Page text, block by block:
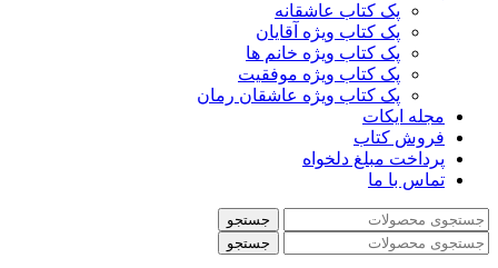
پک کتاب عاشقانه
پک کتاب ویژه آقایان
پک کتاب ویژه خانم ها
پک کتاب ویژه موفقیت
پک کتاب ویژه عاشقان رمان
مجله ایکات
فروش کتاب
پرداخت مبلغ دلخواه
تماس با ما
جستجو
جستجو